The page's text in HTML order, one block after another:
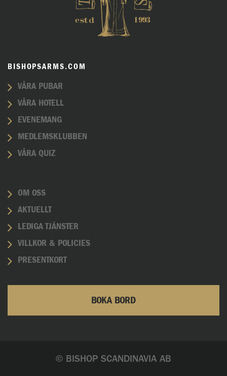
BISHOPSARMS.COM
VÅRA PUBAR
VÅRA HOTELL
EVENEMANG
MEDLEMSKLUBBEN
VÅRA QUIZ
OM OSS
AKTUELLT
LEDIGA TJÄNSTER
VILLKOR & POLICIES
PRESENTKORT
BOKA BORD
© BISHOP SCANDINAVIA AB